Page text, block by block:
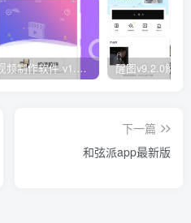
快视频制作软件 v1.1.1安卓版
下一篇
和弦派app最新版